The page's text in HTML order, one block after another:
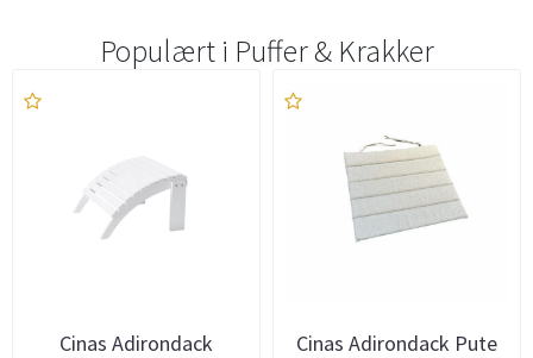
Populært i Puffer & Krakker
Cinas Adirondack
Cinas Adirondack Pute